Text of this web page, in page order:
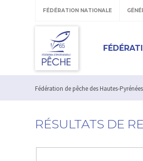
FÉDÉRATION NATIONALE
Fédération de pêche des Hautes-Pyrénées
RÉSULTATS DE